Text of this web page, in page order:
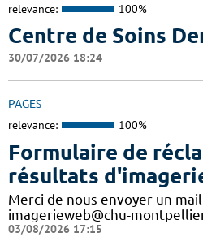
relevance: 100%
Centre de Soins
30/07/2026 18:24
PAGES
relevance: 100%
Formulaire de
résultats
Merci de nous envoyer un
imagerieweb@chu-
03/08/2026 17:15